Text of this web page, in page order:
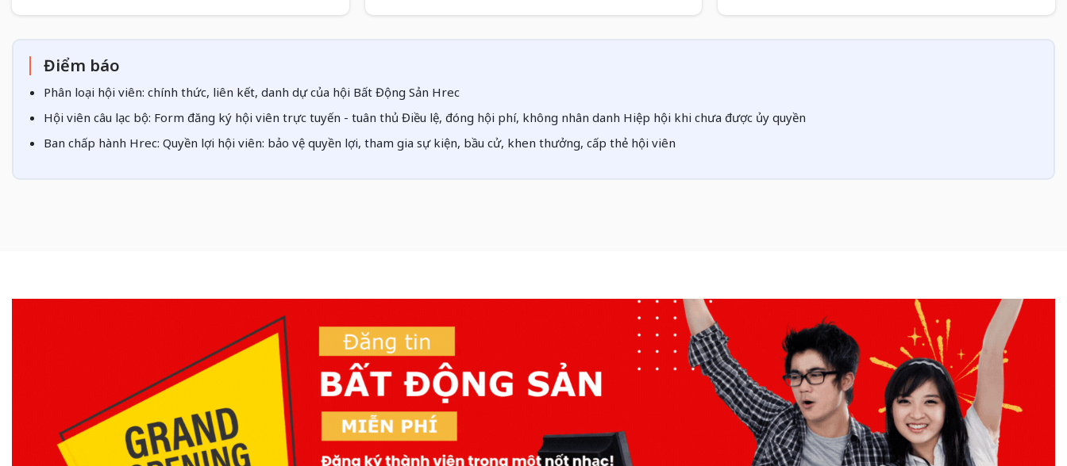
Doanh nghiệp Thành phố.
thứ 5 diễn ra tại khu vực ASEAN.
gia trong ngành bất động sản tăng cường kết nối, hợp tác
Điểm báo
Phân loại hội viên: chính thức, liên kết, danh dự của hội Bất Động Sản Hrec
Hội viên câu lạc bộ: Form đăng ký hội viên trực tuyến - tuân thủ Điều lệ, đóng hội phí, không nhân danh Hiệp hội khi chưa được ủy quyền
Ban chấp hành Hrec: Quyền lợi hội viên: bảo vệ quyền lợi, tham gia sự kiện, bầu cử, khen thưởng, cấp thẻ hội viên